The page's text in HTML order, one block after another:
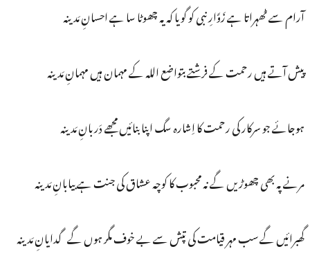
آرام سے ٹھہراتا ہے زَوَّارِ نبی کو گویا کہ یہ چھوٹا سا ہے احسانِ مَدینہ
پیش آتے ہیں رحمت کے فرشتے بتواضع اللہ کے مہمان ہیں مہمانِ مَدینہ
ہوجائے جو سرکار کی رحمت کا اِشارہ سگ اپنا بنائیں مجھے دَربانِ مَدینہ
مرنے پہ بھی چھوڑیں گے نہ محبوب کا کوچہ عشاق کی جنت ہے بیابانِ مَدینہ
گھبرائیں گے سب مہر قیامت کی تپش سے بے خوف مگر ہوں گے گدایانِ مَدینہ